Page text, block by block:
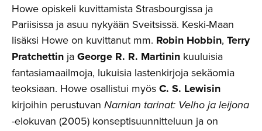
Howe opiskeli kuvittamista Strasbourgissa ja
Pariisissa ja asuu nykyään Sveitsissä. Keski-Maan
lisäksi Howe on kuvittanut mm. Robin Hobbin, Terry
Pratchettin ja George R. R. Martinin kuuluisia
fantasiamaailmoja, lukuisia lastenkirjoja sekäomia
teoksiaan. Howe osallistui myös C. S. Lewisin
kirjoihin perustuvan Narnian tarinat: Velho ja leijona
-elokuvan (2005) konseptisuunnitteluun ja on